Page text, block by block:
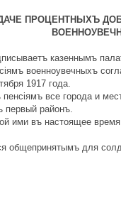
ПРОЦЕНТНЫХЪ
казеннымъ
военноувечныхъ
1917 года.
все города и
первый районъ.
ими въ настоящее
общепринятымъ для